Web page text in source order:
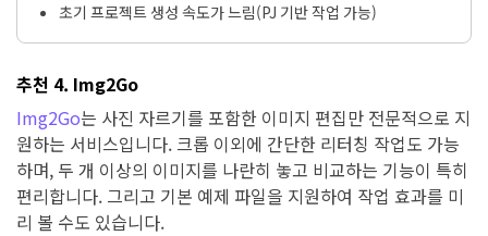
초기 프로젝트 생성 속도가 느림(PJ 기반 작업 가능)
추천 4. Img2Go
Img2Go는 사진 자르기를 포함한 이미지 편집만 전문적으로 지
원하는 서비스입니다. 크롭 이외에 간단한 리터칭 작업도 가능
하며, 두 개 이상의 이미지를 나란히 놓고 비교하는 기능이 특히
편리합니다. 그리고 기본 예제 파일을 지원하여 작업 효과를 미
리 볼 수도 있습니다.